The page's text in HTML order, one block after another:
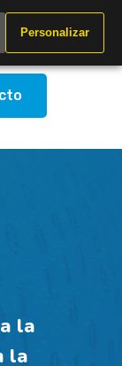
la
la
Personalizar